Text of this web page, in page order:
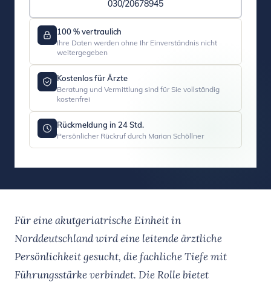
030/20678945
100 % vertraulich
Ihre Daten werden ohne Ihr Einverständnis nicht
weitergegeben
Kostenlos für Ärzte
Beratung und Vermittlung sind für Sie vollständig
kostenfrei
Rückmeldung in 24 Std.
Persönlicher Rückruf durch Marian Schöllner
Für eine akutgeriatrische Einheit in
Norddeutschland wird eine leitende ärztliche
Persönlichkeit gesucht, die fachliche Tiefe mit
Führungsstärke verbindet. Die Rolle bietet